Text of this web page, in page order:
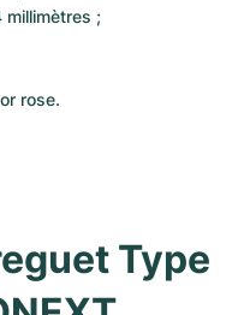
millimètres ;
rose.
Type